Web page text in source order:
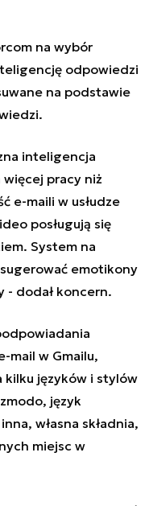
na wybór
odpowiedzi
na podstawie
inteligencja
więcej pracy niż
e-maili w usłudze
posługują się
System na
emotikony
- dodał koncern.
mail w Gmailu,
kilku języków i stylów
język
własna składnia,
miejsc w